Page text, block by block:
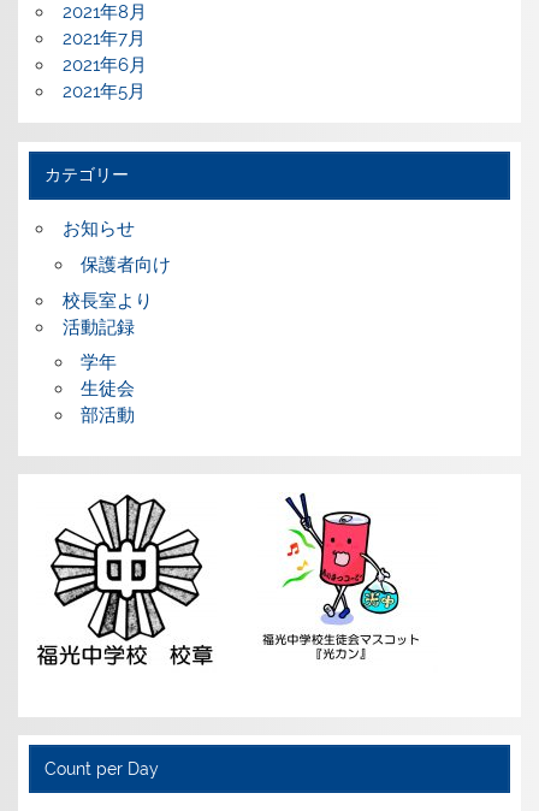
2021年8月
2021年7月
2021年6月
2021年5月
カテゴリー
お知らせ
保護者向け
校長室より
活動記録
学年
生徒会
部活動
Count per Day